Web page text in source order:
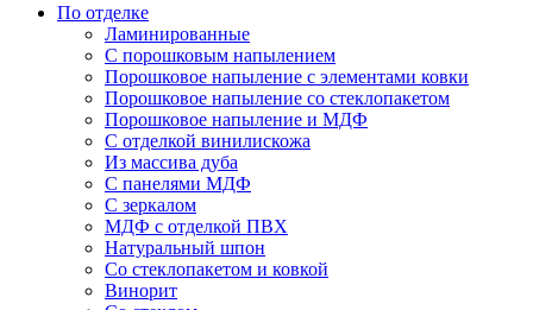
По отделке
Ламинированные
С порошковым напылением
Порошковое напыление с элементами ковки
Порошковое напыление со стеклопакетом
Порошковое напыление и МДФ
С отделкой винилискожа
Из массива дуба
С панелями МДФ
С зеркалом
МДФ с отделкой ПВХ
Натуральный шпон
Со стеклопакетом и ковкой
Винорит